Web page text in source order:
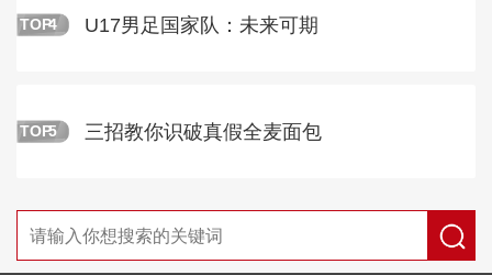
TOP4 U17男足国家队：未来可期
TOP5 三招教你识破真假全麦面包